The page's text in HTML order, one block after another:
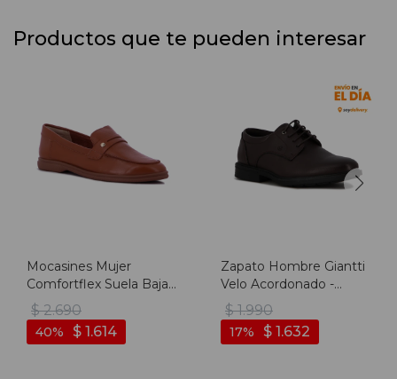
Productos que te pueden interesar
Mocasines Mujer
Comfortflex Suela Baja -
Caramelo
$ 2.690
$ 1.614
40
Zapato Hombre Giantti
Velo Acordonado -
Marron
$ 1.990
$ 1.632
17